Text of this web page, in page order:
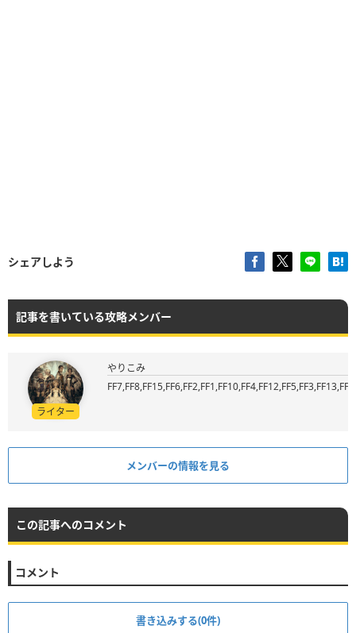
シェアしよう
記事を書いている攻略メンバー
ライター
やりこみ
FF7,FF8,FF15,FF6,FF2,FF1,FF10,FF4,FF12,FF5,FF3,FF13,FF9
メンバーの情報を見る
この記事へのコメント
コメント
書き込みする(0件)